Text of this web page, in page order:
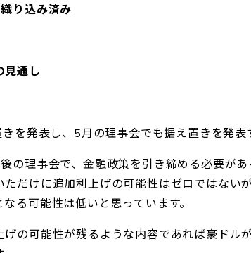
り込み済み
見通し
を発表し、5月の理事会でも据え置きを発表
の理事会で、金融政策を引き締める必要が
だけに追加利上げの可能性はゼロではないが
なる可能性は低いと思っています。
の可能性が残るような内容であれば豪ドル